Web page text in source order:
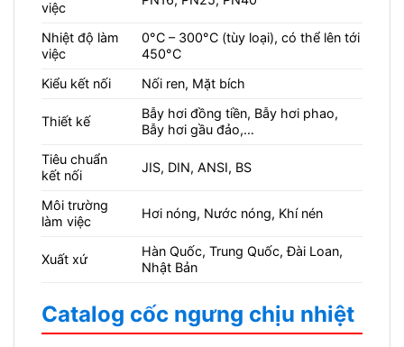
việc
Nhiệt độ làm
việc
0°C – 300°C (tùy loại), có thể lên tới
450°C
Kiểu kết nối
Nối ren, Mặt bích
Thiết kế
Bẫy hơi đồng tiền, Bẫy hơi phao,
Bẫy hơi gầu đảo,…
Tiêu chuẩn
kết nối
JIS, DIN, ANSI, BS
Môi trường
làm việc
Hơi nóng, Nước nóng, Khí nén
Xuất xứ
Hàn Quốc, Trung Quốc, Đài Loan,
Nhật Bản
Catalog cốc ngưng chịu nhiệt